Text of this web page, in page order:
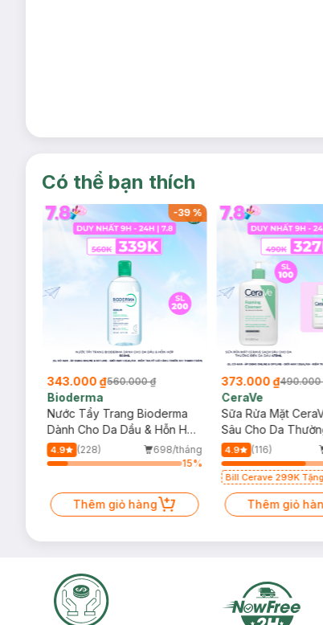
Có thể bạn thích
-39%
343.000 ₫560.000 ₫
Bioderma
Nước Tẩy Trang Bioderma
Dành Cho Da Dầu & Hỗn Hợp
500ml
4.9 (228)
698/tháng
15%
Thêm giỏ hàng
373.000 ₫490.000
CeraVe
Sữa Rửa Mặt
Sâu Cho Da
Dầu 473ml
4.9 (116)
Bill Cerave 299K Tặng
Thêm giỏ